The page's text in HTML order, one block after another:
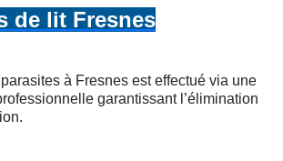
de lit Fresnes
à Fresnes est effectué via une
garantissant l’élimination